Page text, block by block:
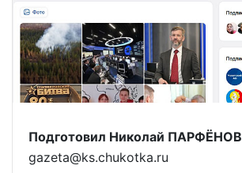
Подготовил Николай ПАРФЁНОВ
gazeta@ks.chukotka.ru